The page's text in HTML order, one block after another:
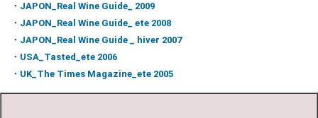
・JAPON_Real Wine Guide_ 2009
・JAPON_Real Wine Guide_ ete 2008
・JAPON_Real Wine Guide _ hiver 2007
・USA_Tasted_ete 2006
・UK_The Times Magazine_ete 2005